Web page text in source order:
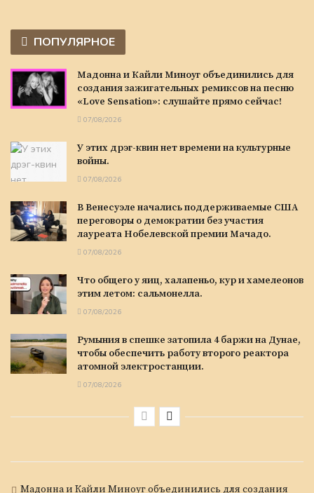
ПОПУЛЯРНОЕ
Мадонна и Кайли Миноуг объединились для
создания зажигательных ремиксов на песню
«Love Sensation»: слушайте прямо сейчас!
07/08/2026
У этих дрэг-квин нет времени на культурные
войны.
07/08/2026
В Венесуэле начались поддерживаемые США
переговоры о демократии без участия
лауреата Нобелевской премии Мачадо.
07/08/2026
Что общего у яиц, халапеньо, кур и хамелеонов
этим летом: сальмонелла.
07/08/2026
Румыния в спешке затопила 4 баржи на Дунае,
чтобы обеспечить работу второго реактора
атомной электростанции.
07/08/2026
Мадонна и Кайли Миноуг объединились для создания